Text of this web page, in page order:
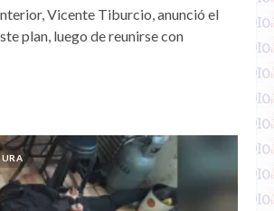
Vicente Tiburcio, anunció el
plan, luego de reunirse con